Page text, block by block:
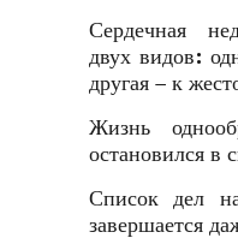
Сердечная
двух видов:
другая – к
Жизнь
остановился в
Список дел
завершается